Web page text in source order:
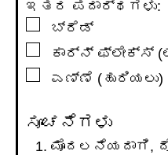
ಇತರ ಪದಾರ್ಥಗಳು:
▢ಬ್ರೆಡ್
ಕಾರ್ನ್ ಫ್ಲೇಕ್ಸ್
▢ಎಣ್ಣೆ (ಹುರಿಯಲು)
ಸೂಚನೆಗಳು
ಮೊದಲನೆಯದಾಗಿ,